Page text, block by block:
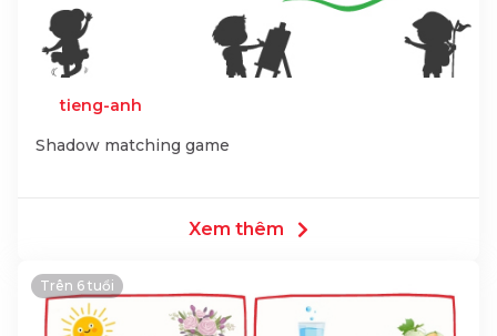
tieng-anh
Shadow matching game
Xem thêm
Trên 6 tuổi